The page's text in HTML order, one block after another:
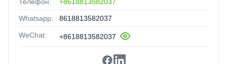
Whatsapp: 8618813582037
WeChat: +8618813582037